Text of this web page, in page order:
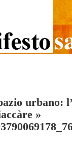
urbano:
»